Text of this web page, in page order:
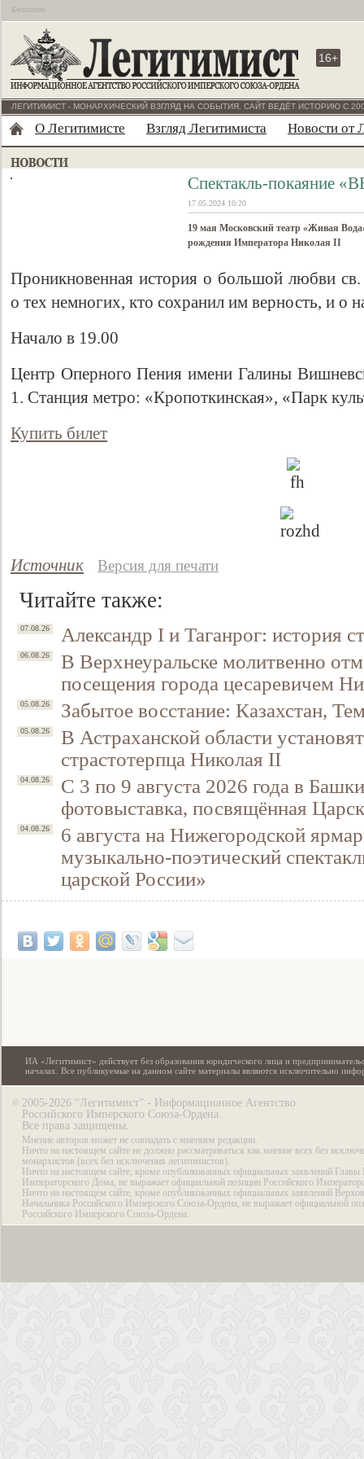
Бесплатно
16+
ЛЕГИТИМИСТ - МОНАРХИЧЕСКИЙ ВЗГЛЯД НА СОБЫТИЯ. САЙТ ВЕДЁТ ИСТОРИЮ С
О Легитимисте Взгляд Легитимиста Новости от
Спектакль-покаяние
17.05.2024 10:20
19 мая Московский театр «Живая
рождения Императора Николая II
Проникновенная история о большой любви св.
о тех немногих, кто сохранил им верность, и о
Начало в 19.00
Центр Оперного Пения имени Галины
1. Станция метро: «Кропоткинская», «Парк
Купить билет
Источник Версия для печати
Читайте также:
07.08.26 Александр I и Таганрог: история
06.08.26
В Верхнеуральске молитвенно
посещения города цесаревичем
05.08.26 Забытое восстание: Казахстан,
05.08.26
В Астраханской области
страстотерпца Николая II
04.08.26
С 3 по 9 августа 2026 года в
фотовыставка, посвящённая
04.08.26
6 августа на Нижегородской
музыкально-поэтический
царской России»
ИА «Легитимист» действует без образования юридического лица и
началах. Все публикуемые на данном сайте материалы являются исключительно
© 2005-2026 “Легитимист” - Информационное Агентство
Российского Имперского Союза-Ордена.
Все права защищены.
Мнение авторов может не совпадать с мнением редакции.
Ничто на настоящем сайте не должно рассматриваться как мнение всех без
монархистов (всех без исключения легитимистов).
Ничто на настоящем сайте, кроме опубликованных официальных заявлений Главы
Императорского Дома, не выражает официальной позиции Российского
Ничто на настоящем сайте, кроме опубликованных официальных заявлений
Начальника Российского Имперского Союза-Ордена, не выражает официальной
Российского Имперского Союза-Ордена.